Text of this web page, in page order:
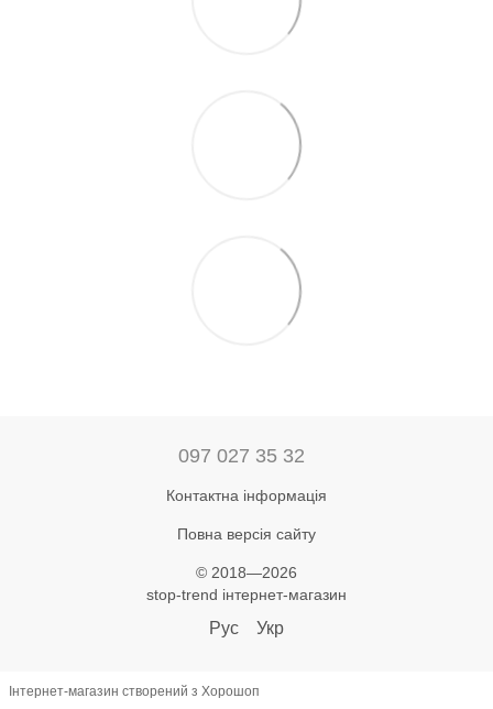
097 027 35 32
Контактна інформація
Повна версія сайту
© 2018—2026
stop-trend інтернет-магазин
Рус Укр
Інтернет-магазин створений з Хорошоп